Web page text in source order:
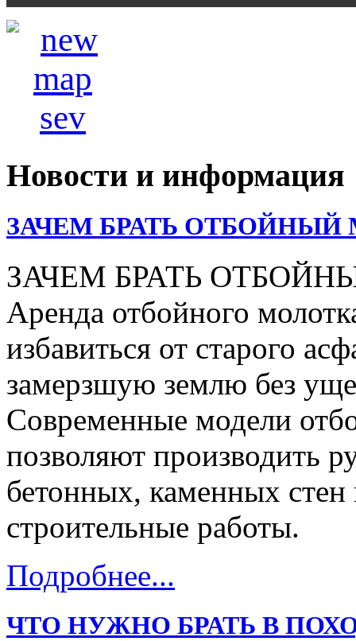
Новости и информация
ЗАЧЕМ БРАТЬ ОТБОЙНЫЙ
ЗАЧЕМ БРАТЬ
Аренда отбойного
избавиться от старого
замерзшую землю без
Современные модели
позволяют производить
бетонных, каменных стен
строительные работы.
Подробнее...
ЧТО НУЖНО БРАТЬ В